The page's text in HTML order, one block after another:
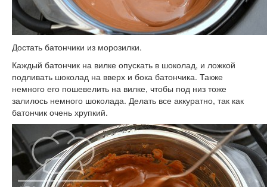
Достать батончики из морозилки.
Каждый батончик на вилке опускать в шоколад, и ложкой
подливать шоколад на вверх и бока батончика. Также
немного его пошевелить на вилке, чтобы под низ тоже
залилось немного шоколада. Делать все аккуратно, так как
батончик очень хрупкий.